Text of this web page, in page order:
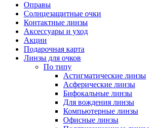
Оправы
Солнцезащитные очки
Контактные линзы
Аксессуары и уход
Акции
Подарочная карта
Линзы для очков
По типу
Астигматические линзы
Асферические линзы
Бифокальные линзы
Для вождения линзы
Компьютерные линзы
Офисные линзы